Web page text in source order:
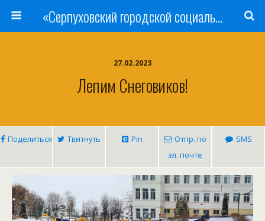
«Серпуховский городской социально-реабилитационный Центр для несовершеннолетних»
27.02.2023
Лепим Снеговиков!
Поделиться Твитнуть Pin
Отпр. по
эл. почте
SMS